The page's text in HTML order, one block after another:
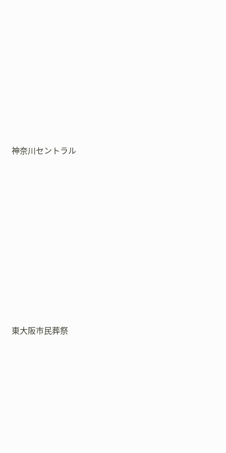
神奈川セントラル
東大阪市民葬祭